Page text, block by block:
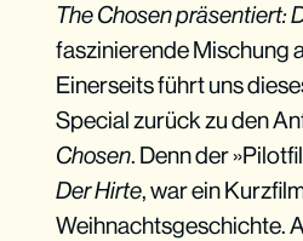
The Chosen präsentiert:
faszinierende Mischung
Einerseits führt uns
Special zurück zu den
Chosen. Denn der
Der Hirte, war ein
Weihnachtsgeschichte.